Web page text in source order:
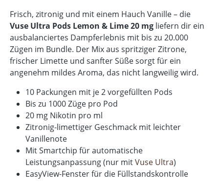
Frisch, zitronig und mit einem Hauch Vanille – die
Vuse Ultra Pods Lemon & Lime 20 mg liefern dir ein
ausbalanciertes Dampferlebnis mit bis zu 20.000
Zügen im Bundle. Der Mix aus spritziger Zitrone,
frischer Limette und sanfter Süße sorgt für ein
angenehm mildes Aroma, das nicht langweilig wird.
10 Packungen mit je 2 vorgefüllten Pods
Bis zu 1000 Züge pro Pod
20 mg Nikotin pro ml
Zitronig-limettiger Geschmack mit leichter
Vanillenote
Mit Smartchip für automatische
Leistungsanpassung (nur mitVuse Ultra)
EasyView-Fenster für die Füllstandskontrolle